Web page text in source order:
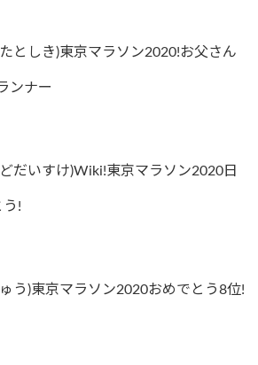
としき)東京マラソン2020!お父さん
ンナー
だいすけ)Wiki!東京マラソン2020日
う!
う)東京マラソン2020おめでとう8位!